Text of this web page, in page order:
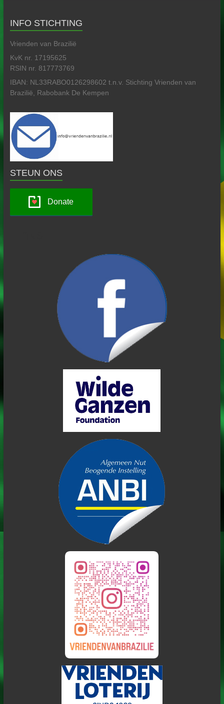
INFO STICHTING
Vrienden van Brazilië
KvK nr. 17195625
RSIN nr. 817773769
IBAN: NL33RABO0126298602 t.n.v. Stichting Vrienden van
Brazilië, Rabobank De Kempen
STEUN ONS
Donate